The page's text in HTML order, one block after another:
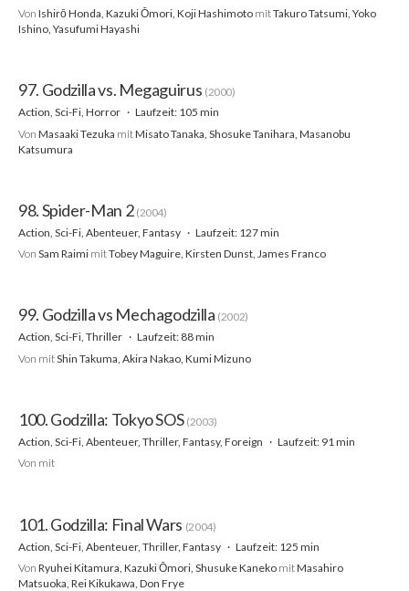
Von Ishirō Honda, Kazuki Ōmori, Koji Hashimoto mitTakuro Tatsumi, Yoko
Ishino, Yasufumi Hayashi
97. Godzilla vs. Megaguirus (2000)
Action, Sci-Fi, Horror
Laufzeit: 105 min
Von Masaaki Tezuka mitMisato Tanaka, Shosuke Tanihara, Masanobu
Katsumura
98. Spider-Man 2 (2004)
Action, Sci-Fi, Abenteuer, Fantasy
Laufzeit: 127 min
Von Sam Raimi mitTobey Maguire, Kirsten Dunst, James Franco
99. Godzilla vs Mechagodzilla (2002)
Action, Sci-Fi, Thriller
Laufzeit: 88 min
Von mitShin Takuma, Akira Nakao, Kumi Mizuno
100. Godzilla: Tokyo SOS (2003)
Action, Sci-Fi, Abenteuer, Thriller, Fantasy, Foreign
Laufzeit: 91 min
Von mit
101. Godzilla: Final Wars (2004)
Action, Sci-Fi, Abenteuer, Thriller, Fantasy
Laufzeit: 125 min
Von Ryuhei Kitamura, Kazuki Ōmori, Shusuke Kaneko mitMasahiro
Matsuoka, Rei Kikukawa, Don Frye